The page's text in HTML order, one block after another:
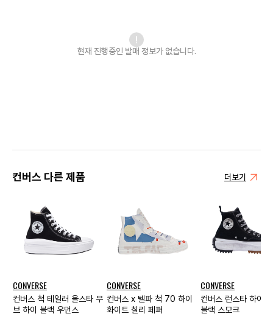
현재 진행중인 발매 정보가 없습니다.
컨버스 다른 제품 더보기
CONVERSE
컨버스 척 테일러 올스타 무
브 하이 블랙 우먼스
CONVERSE
컨버스 x 텔파 척 70 하이
화이트 칠리 페퍼
CONVERSE
컨버스 런스타 하이
블랙 스모크